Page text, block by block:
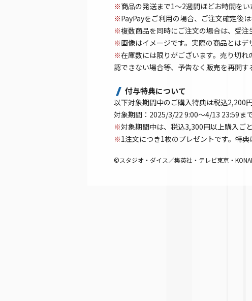
※商品の発送まで1～2週間ほどお時間をい
※PayPayをご利用の場合、ご注文確定後
※複数商品を同時にご注文の場合は、受
※画像はイメージです。実際の商品とはデ
※在庫数には限りがございます。売り切
認できない場合等、予告なく販売を再開
付与特典について
以下対象期間中のご購入特典は税込2,200
対象期間：2025/3/22 9:00～4/13 23:59ま
※対象期間中は、税込3,300円以上購入ご
※1注文につき1枚のプレゼントです。特
©スタジオ・ダイス／集英社・テレビ東京・